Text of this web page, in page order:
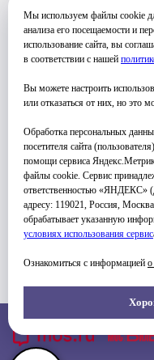
Мы используем файлы cookie
анализа его посещаемости и
использование сайта, вы
в соответствии с нашей
Вы можете настроить
или отказаться от них, но это
Обработка персональных
посетителя сайта
помощи сервиса
файлы cookie. Сервис
ответственностью «ЯНДЕКС»
адресу: 119021, Россия,
обрабатывает указанную
условиях использования сервис
Ознакомиться с информацией о
Телефон
информации по